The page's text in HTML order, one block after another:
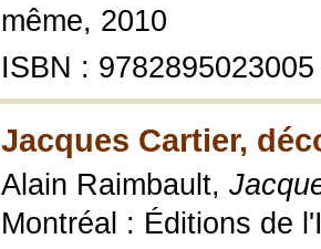
même, 2010
ISBN : 9782895023005
Jacques Cartier,
Alain Raimbault,
Montréal : Éditions de